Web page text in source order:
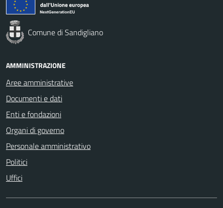
Comune di Sandigliano
AMMINISTRAZIONE
Aree amministrative
Documenti e dati
Enti e fondazioni
Organi di governo
Personale amministrativo
Politici
Uffici